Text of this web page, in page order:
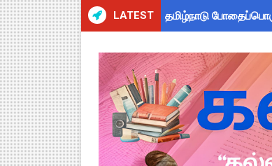
LATEST தமிழ்நாடு
TN Govt Education
அரசு ஊழியர்களுக்கு
தமிழகப்